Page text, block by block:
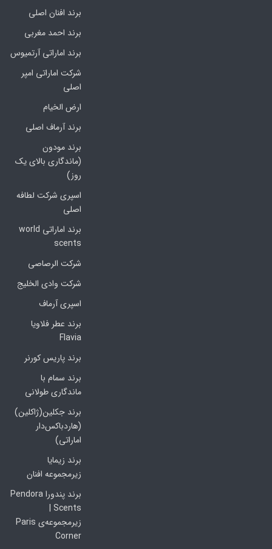
برند افنان اصلی
برند احمد مغربی
برند اماراتی آرتمیوس
شرکت اماراتی امپر
اصلی
ارض الخیام
برند آرماف اصلی
برند مودون
(ماندگاری بالای یک
روز)
اسپری شرکت لطافه
اصلی
برند اماراتی world
scents
شرکت الرصاصی
شرکت وادی الخلیج
اسپری آرماف
برند عطر فلاویا
Flavia
برند پاریس کورنر
برند سمام با
ماندگاری طولانی
برند جکلین(ژاکلین)
(هاردباکس‌دار
اماراتی)
برند زیمایا
زیرمجموعه افنان
برند پندورا Pendora
Scents |
زیرمجموعه‌ی Paris
Corner